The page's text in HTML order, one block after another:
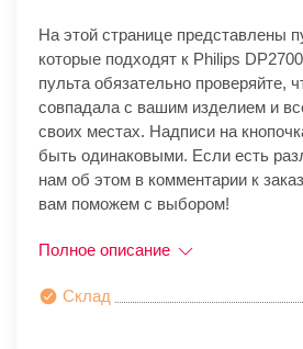
На этой странице представлены
которые подходят к Philips
пульта обязательно проверяйте,
совпадала с вашим изделием и
своих местах. Надписи на
быть одинаковыми. Если есть
нам об этом в комментарии к
вам поможем с выбором!
Полное описание
Склад